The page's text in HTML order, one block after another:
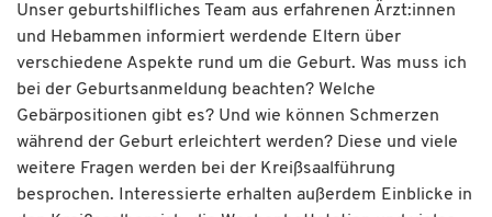
Unser geburtshilfliches Team aus erfahrenen Ärzt:innen
und Hebammen informiert werdende Eltern über
verschiedene Aspekte rund um die Geburt. Was muss ich
bei der Geburtsanmeldung beachten? Welche
Gebärpositionen gibt es? Und wie können Schmerzen
während der Geburt erleichtert werden? Diese und viele
weitere Fragen werden bei der Kreißsaalführung
besprochen. Interessierte erhalten außerdem Einblicke in